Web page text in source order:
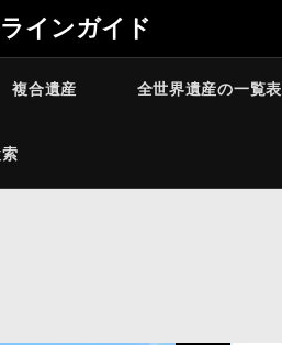
インガイド
複合遺産 全世界遺産の一覧表